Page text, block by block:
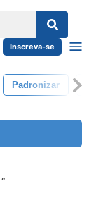
Inscreva-se
Padronizar